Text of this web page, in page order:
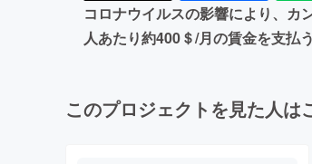
コロナウイルスの影響により、カ
人あたり約400＄/月の賃金を支払
このプロジェクトを見た人